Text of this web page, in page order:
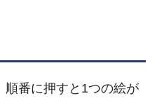
順番に押すと1つの絵が